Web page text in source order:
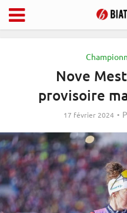
Nove
provisoire
17 février 2024